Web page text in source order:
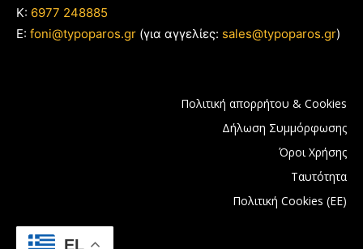
Κ: 6977 248885
E: foni@typoparos.gr (για αγγελίες: sales@typoparos.gr)
Πολιτική απορρήτου & Cookies
Δήλωση Συμμόρφωσης
Όροι Χρήσης
Ταυτότητα
Πολιτική Cookies (ΕΕ)
EL